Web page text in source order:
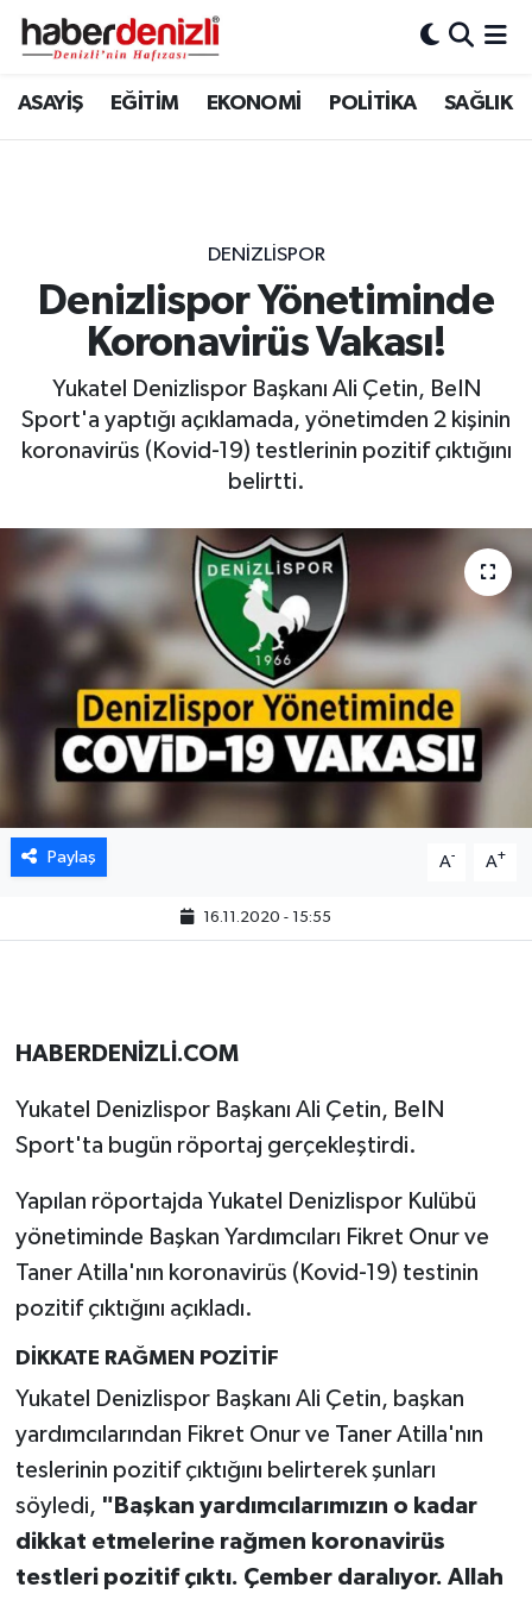
ASAYİŞ EĞİTİM EKONOMİ POLİTİKA SAĞLIK
DENİZLİSPOR
Denizlispor Yönetiminde
Koronavirüs Vakası!
Yukatel Denizlispor Başkanı Ali Çetin, BeIN
Sport'a yaptığı açıklamada, yönetimden 2 kişinin
koronavirüs (Kovid-19) testlerinin pozitif çıktığını
belirtti.
Paylaş A- A+
16.11.2020 - 15:55
HABERDENİZLİ.COM
Yukatel Denizlispor Başkanı Ali Çetin, BeIN
Sport'ta bugün röportaj gerçekleştirdi.
Yapılan röportajda Yukatel Denizlispor Kulübü
yönetiminde Başkan Yardımcıları Fikret Onur ve
Taner Atilla'nın koronavirüs (Kovid-19) testinin
pozitif çıktığını açıkladı.
DİKKATE RAĞMEN POZİTİF
Yukatel Denizlispor Başkanı Ali Çetin, başkan
yardımcılarından Fikret Onur ve Taner Atilla'nın
teslerinin pozitif çıktığını belirterek şunları
söyledi, "Başkan yardımcılarımızın o kadar
dikkat etmelerine rağmen koronavirüs
testleri pozitif çıktı. Çember daralıyor. Allah
Denizli Nöbetçi Eczaneler
Tüm Manşetler
Son Dakika Haberleri
Haber Arşivi